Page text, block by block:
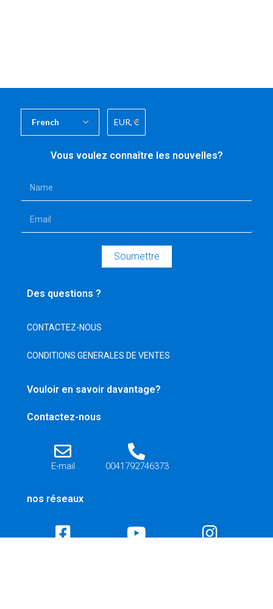
EUR, €
Vous voulez connaître les nouvelles?
Soumettre
Des questions ?
CONTACTEZ-NOUS
CONDITIONS GENERALES DE VENTES
Vouloir en savoir davantage?
Contactez-nous
E-mail 0041792746373
nos réseaux